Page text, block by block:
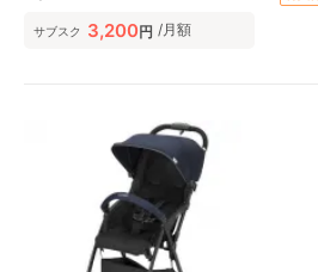
サブスク 3,200円 /月額